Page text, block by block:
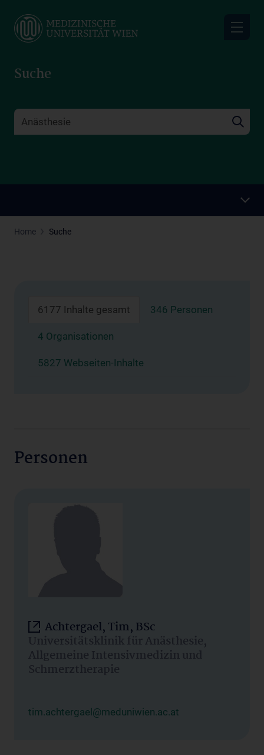
main
Suche
Home Suche
6177 Inhalte gesamt 346 Personen
4 Organisationen
5827 Webseiten-Inhalte
Personen
Achtergael, Tim, BSc
Universitätsklinik für Anästhesie,
Allgemeine Intensivmedizin und
Schmerztherapie
tim.achtergael@meduniwien.ac.at